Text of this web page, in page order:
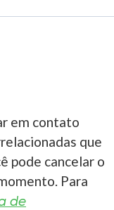
em contato
que
pode cancelar o
Para
de